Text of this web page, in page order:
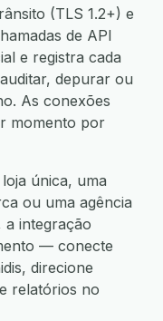
(TLS 1.2+) e
de API
e registra cada
depurar ou
As conexões
momento por
única, uma
ou uma agência
a integração
— conecte
direcione
relatórios no